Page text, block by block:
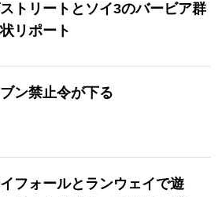
トリートとソイ3のバービア群
リポート
ン禁止令が下る
フォールとランウェイで遊